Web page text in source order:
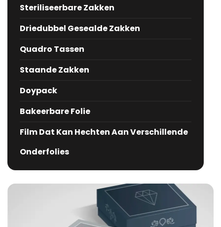
Steriliseerbare Zakken
Driedubbel Gesealde Zakken
Quadro Tassen
Staande Zakken
Doypack
Bakeerbare Folie
Film Dat Kan Hechten Aan Verschillende
Onderfolies